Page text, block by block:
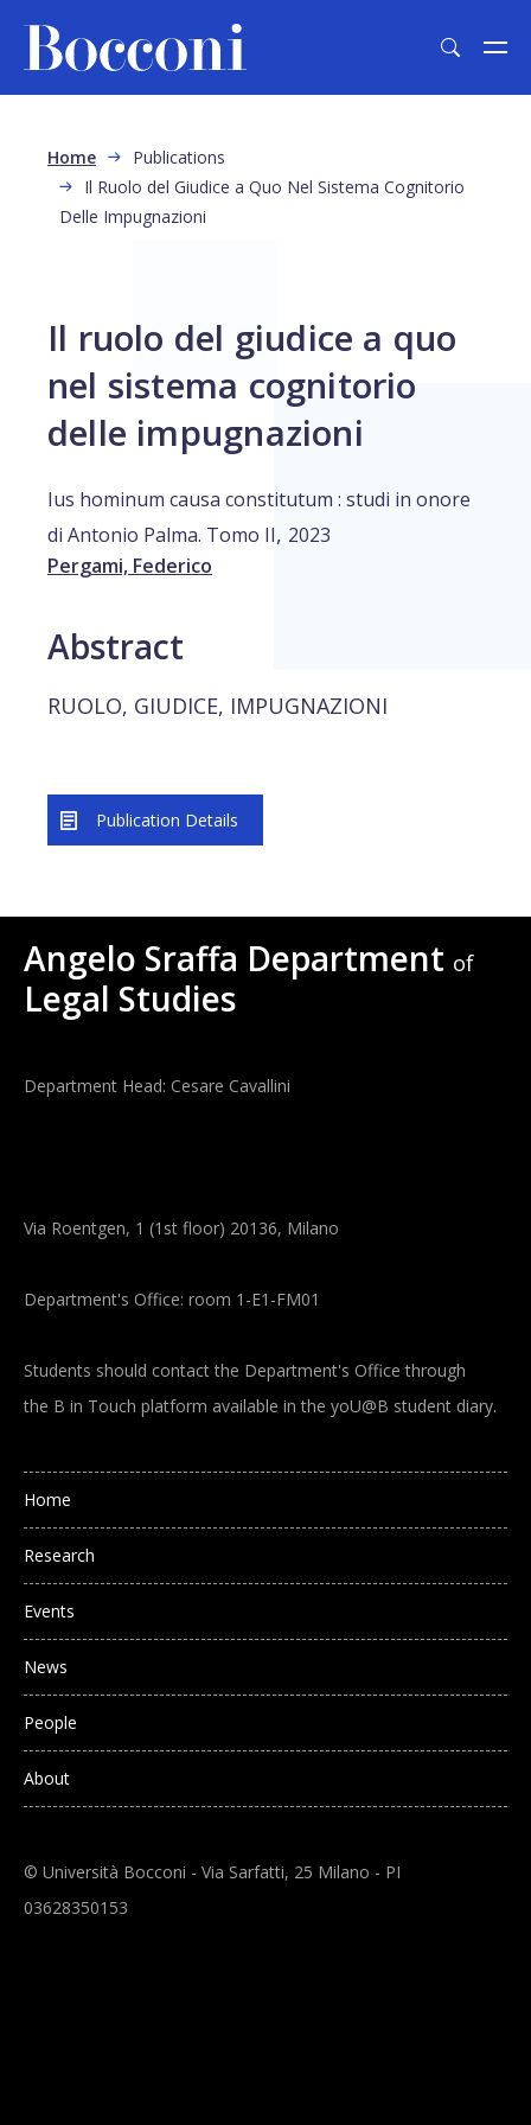
Breadcrumb
Home
Publications
Il Ruolo del Giudice a Quo Nel Sistema Cognitorio
Delle Impugnazioni
Il ruolo del giudice a quo
nel sistema cognitorio
delle impugnazioni
Ius hominum causa constitutum : studi in onore
di Antonio Palma. Tomo II, 2023
Pergami, Federico
Abstract
RUOLO, GIUDICE, IMPUGNAZIONI
Publication Details
Angelo Sraffa Department of
Legal Studies
Department Head: Cesare Cavallini
Via Roentgen, 1 (1st floor) 20136, Milano
Department's Office: room 1-E1-FM01
Students should contact the Department's Office through
the B in Touch platform available in the yoU@B student diary.
Main navigation
Home
Research
Events
News
People
About
© Università Bocconi - Via Sarfatti, 25 Milano - PI
03628350153